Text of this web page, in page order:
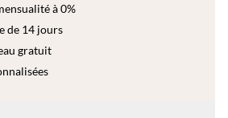
à 0%
de 14 jours
gratuit